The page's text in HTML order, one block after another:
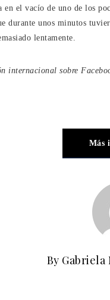
en el vacío de uno de los
durante unos minutos
lentamente.
internacional sobre
Más
By